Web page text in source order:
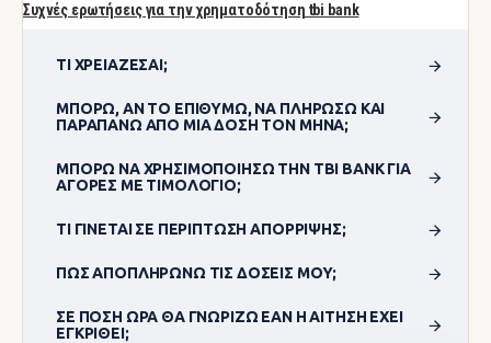
Συχνές ερωτήσεις για την χρηματοδότηση tbi bank
ΤΙ ΧΡΕΙΆΖΕΣΑΙ;
ΜΠΟΡΏ, ΑΝ ΤΟ ΕΠΙΘΥΜΏ, ΝΑ ΠΛΗΡΏΣΩ ΚΑΙ
ΠΑΡΑΠΆΝΩ ΑΠΌ ΜΊΑ ΔΌΣΗ ΤΟΝ ΜΉΝΑ;
ΜΠΟΡΏ ΝΑ ΧΡΗΣΙΜΟΠΟΊΗΣΩ ΤΗΝ TBI BANK ΓΙΑ
ΑΓΟΡΈΣ ΜΕ ΤΙΜΟΛΌΓΙΟ;
ΤΙ ΓΊΝΕΤΑΙ ΣΕ ΠΕΡΊΠΤΩΣΗ ΑΠΌΡΡΙΨΗΣ;
ΠΏΣ ΑΠΟΠΛΗΡΏΝΩ ΤΙΣ ΔΌΣΕΙΣ ΜΟΥ;
ΣΕ ΠΌΣΗ ΏΡΑ ΘΑ ΓΝΩΡΊΖΩ ΕΆΝ Η ΑΊΤΗΣΗ ΈΧΕΙ
ΕΓΚΡΙΘΕΊ;